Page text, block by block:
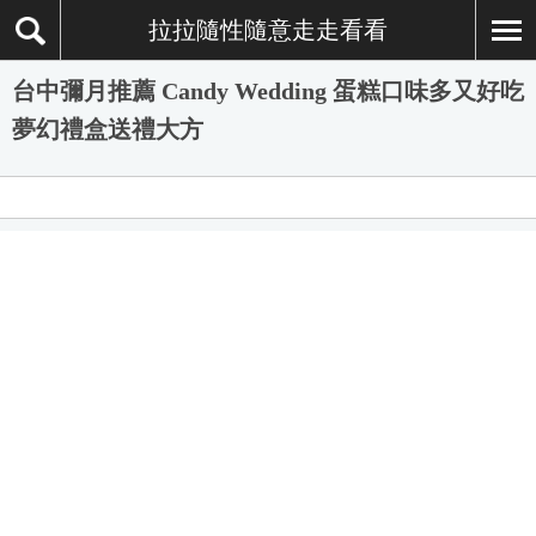
拉拉隨性隨意走走看看
台中彌月推薦 Candy Wedding 蛋糕口味多又好吃
夢幻禮盒送禮大方